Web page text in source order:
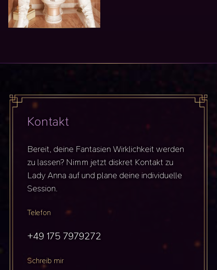
Kontakt
Bereit, deine Fantasien Wirklichkeit werden
zu lassen? Nimm jetzt diskret Kontakt zu
Lady Anna auf und plane deine individuelle
Session.
Telefon
+49 175 7979272
Schreib mir